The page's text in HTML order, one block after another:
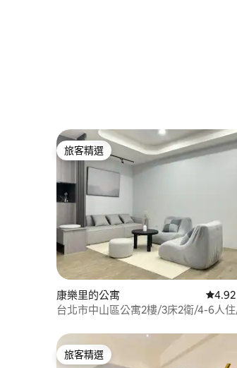
旅客精選
旅客精選
康樂里的公寓 從 62
台北市中山區公寓2樓/3床2衛/4-6人住
潢
旅客精選
旅客精選